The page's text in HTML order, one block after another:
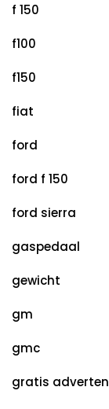
f 150
f100
f150
fiat
ford
ford f 150
ford sierra
gaspedaal
gewicht
gm
gmc
gratis